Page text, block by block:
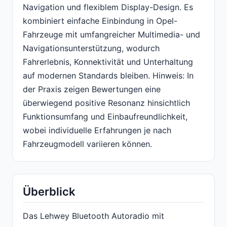
Navigation und flexiblem Display-Design. Es
kombiniert einfache Einbindung in Opel-
Fahrzeuge mit umfangreicher Multimedia- und
Navigationsunterstützung, wodurch
Fahrerlebnis, Konnektivität und Unterhaltung
auf modernen Standards bleiben. Hinweis: In
der Praxis zeigen Bewertungen eine
überwiegend positive Resonanz hinsichtlich
Funktionsumfang und Einbaufreundlichkeit,
wobei individuelle Erfahrungen je nach
Fahrzeugmodell variieren können.
Überblick
Das Lehwey Bluetooth Autoradio mit